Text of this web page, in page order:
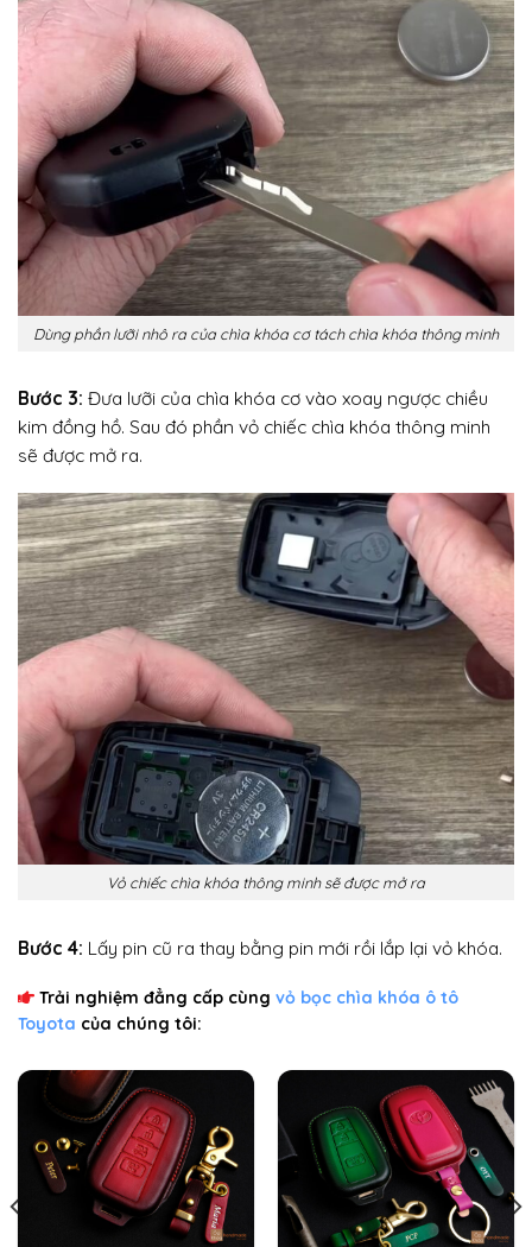
Dùng phần lưỡi nhô ra của chìa khóa cơ tách chìa khóa thông minh
Bước 3: Đưa lưỡi của chìa khóa cơ vào xoay ngược chiều
kim đồng hồ. Sau đó phần vỏ chiếc chìa khóa thông minh
sẽ được mở ra.
Vỏ chiếc chìa khóa thông minh sẽ được mở ra
Bước 4: Lấy pin cũ ra thay bằng pin mới rồi lắp lại vỏ khóa.
Trải nghiệm đẳng cấp cùng vỏ bọc chìa khóa ô tô
Toyota của chúng tôi: